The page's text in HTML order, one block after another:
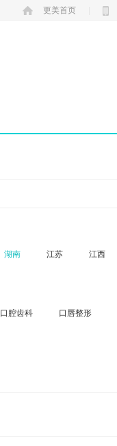
更美首页
湖南 江苏 江西
口腔齿科 口唇整形